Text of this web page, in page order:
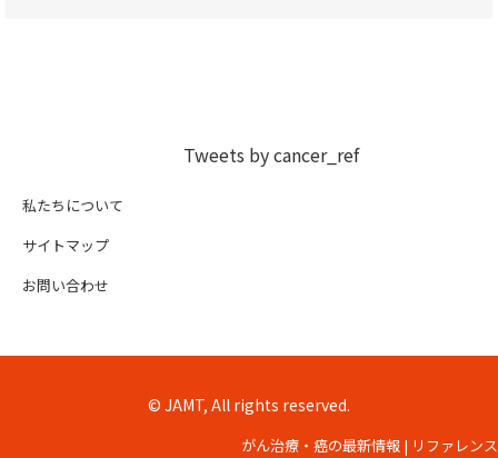
Tweets by cancer_ref
私たちについて
サイトマップ
お問い合わせ
© JAMT, All rights reserved.
がん治療・癌の最新情報 | リファレンス